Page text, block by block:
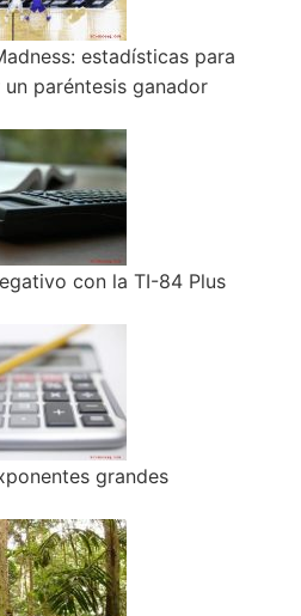
estadísticas para
paréntesis ganador
con la TI-84 Plus
grandes